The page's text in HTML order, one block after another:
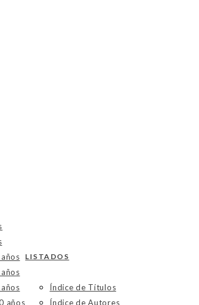
años
LISTADOS
Índice de Títulos
Índice de Autores